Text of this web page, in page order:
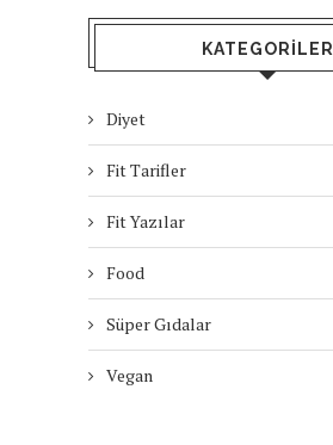
KATEGORILER
Diyet
Fit Tarifler
Fit Yazılar
Food
Süper Gıdalar
Vegan